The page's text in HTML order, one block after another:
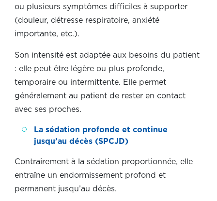
ou plusieurs symptômes difficiles à supporter
(douleur, détresse respiratoire, anxiété
importante, etc.).
Son intensité est adaptée aux besoins du patient
: elle peut être légère ou plus profonde,
temporaire ou intermittente. Elle permet
généralement au patient de rester en contact
avec ses proches.
La sédation profonde et continue
jusqu’au décès (SPCJD)
Contrairement à la sédation proportionnée, elle
entraîne un endormissement profond et
permanent jusqu’au décès.